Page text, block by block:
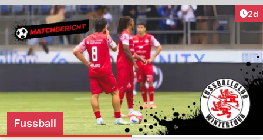
2d
Fussball